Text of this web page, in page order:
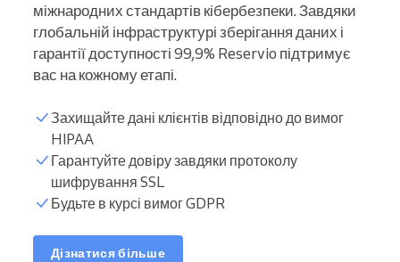
міжнародних стандартів кібербезпеки. Завдяки
глобальній інфраструктурі зберігання даних і
гарантії доступності 99,9% Reservio підтримує
вас на кожному етапі.
Захищайте дані клієнтів відповідно до вимог
HIPAA
Гарантуйте довіру завдяки протоколу
шифрування SSL
Будьте в курсі вимог GDPR
Дізнатися більше